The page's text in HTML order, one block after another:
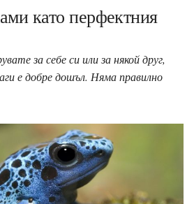
като перфектния
за себе си или за някой друг,
е добре дошъл. Няма правилно